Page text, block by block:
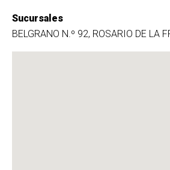
Sucursales
BELGRANO N.º 92, ROSARIO DE LA